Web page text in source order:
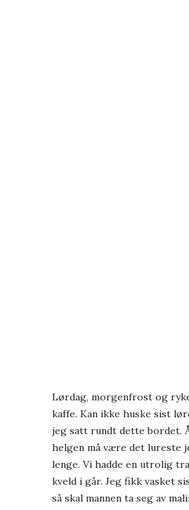
Lørdag, morgenfrost og
kaffe. Kan ikke huske sist
jeg satt rundt dette bordet.
helgen må være det lureste
lenge. Vi hadde en utrolig
kveld i går. Jeg fikk vasket
så skal mannen ta seg av